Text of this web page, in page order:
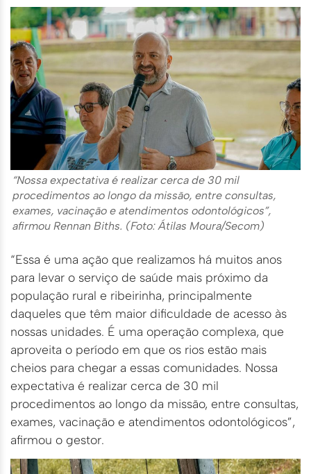
“Nossa expectativa é realizar cerca de 30 mil
procedimentos ao longo da missão, entre consultas,
exames, vacinação e atendimentos odontológicos”,
afirmou Rennan Biths. (Foto: Átilas Moura/Secom)
“Essa é uma ação que realizamos há muitos anos
para levar o serviço de saúde mais próximo da
população rural e ribeirinha, principalmente
daqueles que têm maior dificuldade de acesso às
nossas unidades. É uma operação complexa, que
aproveita o período em que os rios estão mais
cheios para chegar a essas comunidades. Nossa
expectativa é realizar cerca de 30 mil
procedimentos ao longo da missão, entre consultas,
exames, vacinação e atendimentos odontológicos”,
afirmou o gestor.